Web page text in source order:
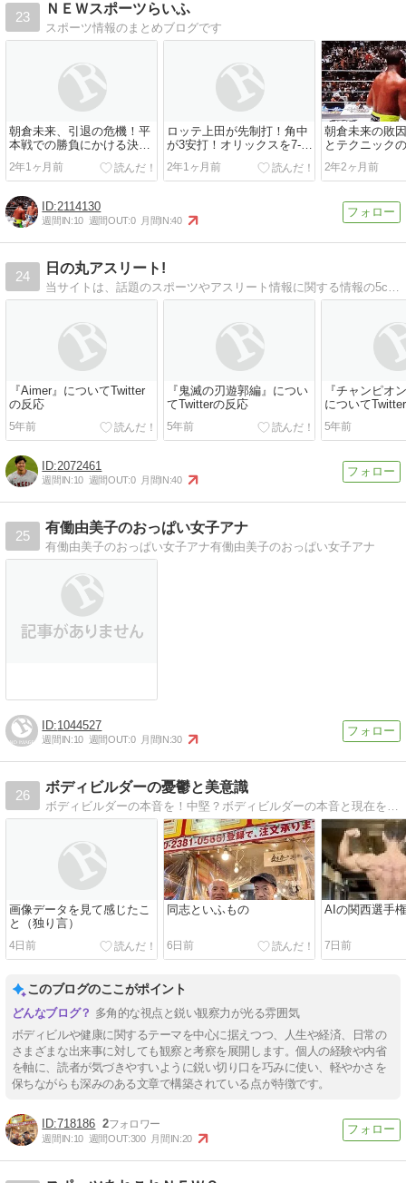
23
ＮＥＷスポーツらいふ
スポーツ情報のまとめブログです
朝倉未来、引退の危機！平
本戦での勝負にかける決意
は？
2年1ヶ月前
ロッテ上田が先制打！角中
が3安打！オリックスを7-0
で圧倒
2年1ヶ月前
朝倉未来の敗
とテクニック
2Rでメイウェ
れた真相とは？
2年2ヶ月前
2114130
週間IN:10 週間OUT:0 月間IN:40
24
日の丸アスリート!
当サイトは、話題のスポーツやアスリート情報に関する情報の5chやTwitterの声をまとめています。
『Aimer』についてTwitter
の反応
5年前
『鬼滅の刃遊郭編』につい
てTwitterの反応
5年前
『チャンピオ
について
5年前
2072461
週間IN:10 週間OUT:0 月間IN:40
25
有働由美子のおっぱい女子アナ
有働由美子のおっぱい女子アナ有働由美子のおっぱい女子アナ
1044527
週間IN:10 週間OUT:0 月間IN:30
26
ボディビルダーの憂鬱と美意識
ボディビルダーの本音を！中堅？ボディビルダーの本音と現在を日記しています。
画像データを見て感じたこ
と（独り言）
4日前
同志といふもの
6日前
AIの関西選手
7日前
このブログのここがポイント
多角的な視点と鋭い観察力が光る雰囲気
ボディビルや健康に関するテーマを中心に据えつつ、人生や経済、日常の
さまざまな出来事に対しても観察と考察を展開します。個人の経験や内省
を軸に、読者が気づきやすいように鋭い切り口を巧みに使い、軽やかさを
保ちながらも深みのある文章で構築されている点が特徴です。
718186 2
週間IN:10 週間OUT:300 月間IN:20